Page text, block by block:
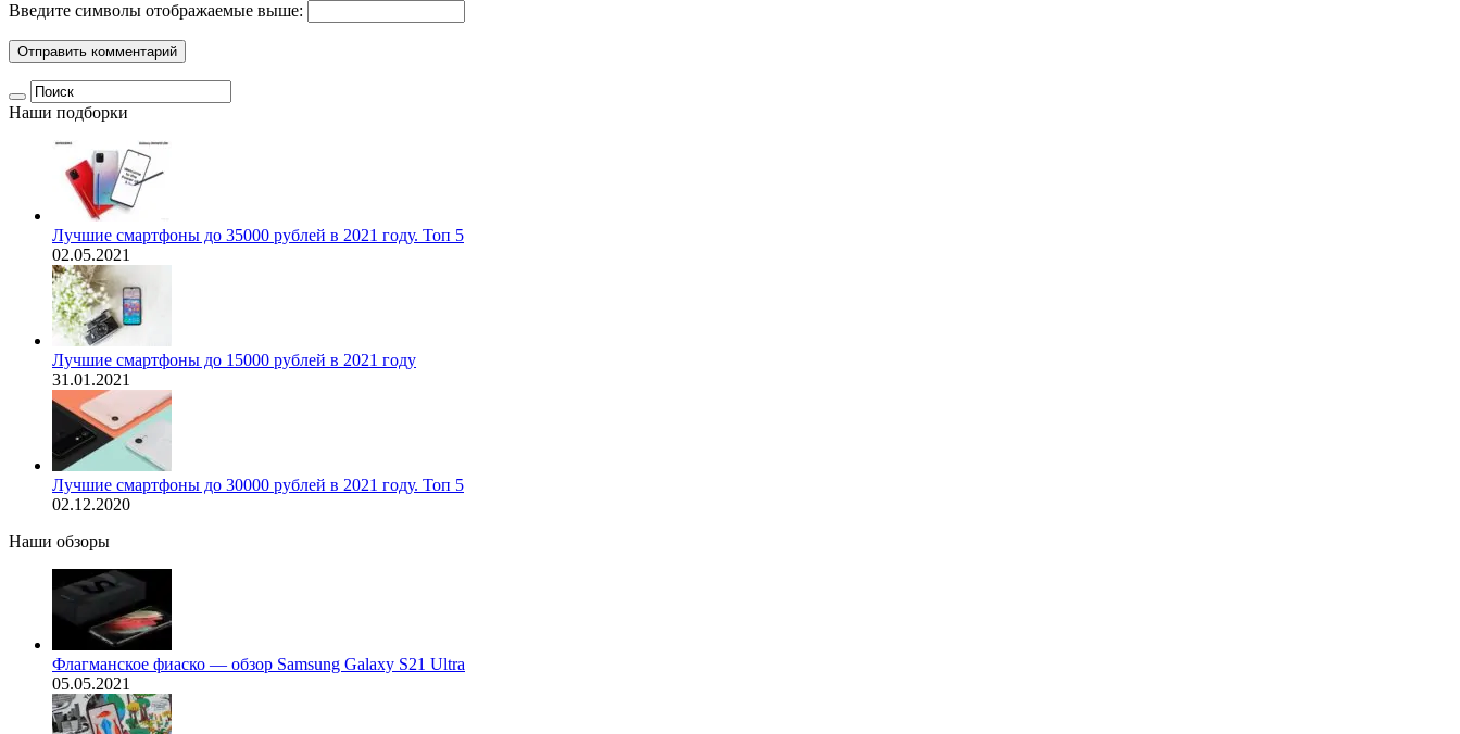
Введите символы отображаемые выше:
Наши подборки
Лучшие смартфоны до 35000 рублей в 2021 году. Топ 5
02.05.2021
Лучшие смартфоны до 15000 рублей в 2021 году
31.01.2021
Лучшие смартфоны до 30000 рублей в 2021 году. Топ 5
02.12.2020
Наши обзоры
Флагманское фиаско — обзор Samsung Galaxy S21 Ultra
05.05.2021